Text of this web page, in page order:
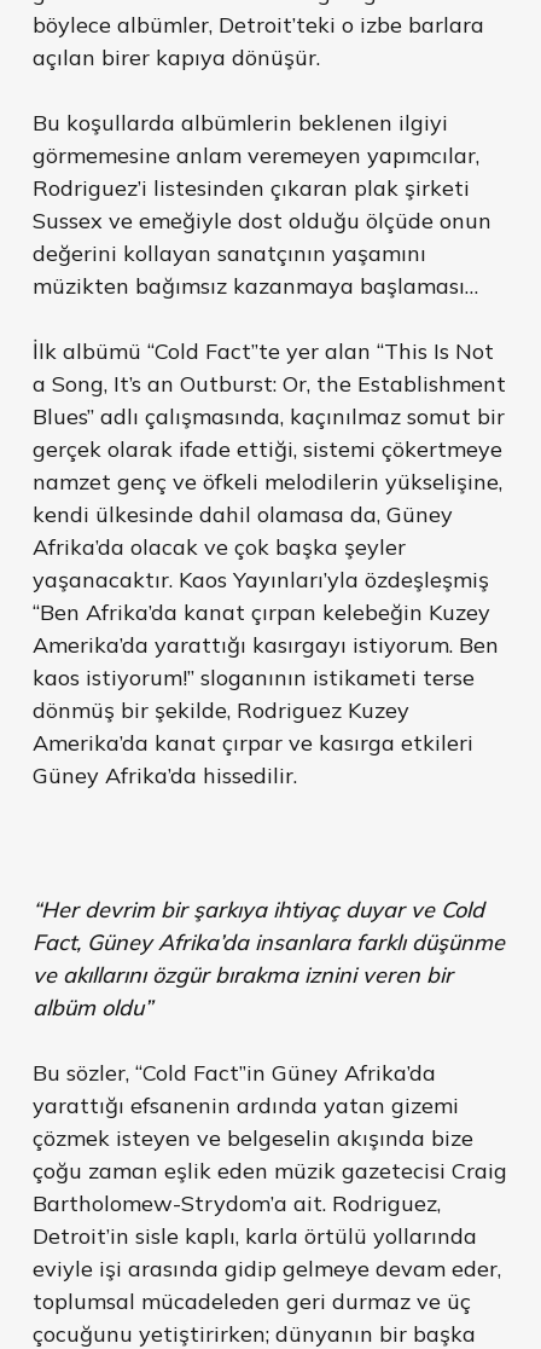
böylece albümler, Detroit’teki o izbe barlara
açılan birer kapıya dönüşür.
Bu koşullarda albümlerin beklenen ilgiyi
görmemesine anlam veremeyen yapımcılar,
Rodriguez’i listesinden çıkaran plak şirketi
Sussex ve emeğiyle dost olduğu ölçüde onun
değerini kollayan sanatçının yaşamını
müzikten bağımsız kazanmaya başlaması…
İlk albümü “Cold Fact”te yer alan “This Is Not
a Song, It’s an Outburst: Or, the Establishment
Blues” adlı çalışmasında, kaçınılmaz somut bir
gerçek olarak ifade ettiği, sistemi çökertmeye
namzet genç ve öfkeli melodilerin yükselişine,
kendi ülkesinde dahil olamasa da, Güney
Afrika’da olacak ve çok başka şeyler
yaşanacaktır. Kaos Yayınları’yla özdeşleşmiş
“Ben Afrika’da kanat çırpan kelebeğin Kuzey
Amerika’da yarattığı kasırgayı istiyorum. Ben
kaos istiyorum!” sloganının istikameti terse
dönmüş bir şekilde, Rodriguez Kuzey
Amerika’da kanat çırpar ve kasırga etkileri
Güney Afrika’da hissedilir.
“Her devrim bir şarkıya ihtiyaç duyar ve Cold
Fact, Güney Afrika’da insanlara farklı düşünme
ve akıllarını özgür bırakma iznini veren bir
albüm oldu”
Bu sözler, “Cold Fact”in Güney Afrika’da
yarattığı efsanenin ardında yatan gizemi
çözmek isteyen ve belgeselin akışında bize
çoğu zaman eşlik eden müzik gazetecisi Craig
Bartholomew-Strydom’a ait. Rodriguez,
Detroit’in sisle kaplı, karla örtülü yollarında
eviyle işi arasında gidip gelmeye devam eder,
toplumsal mücadeleden geri durmaz ve üç
çocuğunu yetiştirirken; dünyanın bir başka